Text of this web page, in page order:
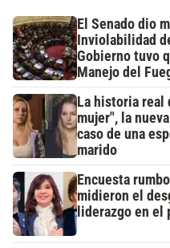
El Senado dio
Inviolabilidad
Gobierno tuvo
Manejo del
La historia real
mujer", la
caso de una
marido
Encuesta
midieron el
liderazgo en el